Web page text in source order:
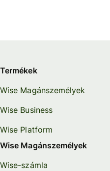
Termékek
Wise Magánszemélyek
Wise Business
Wise Platform
Wise Magánszemélyek
Wise-számla